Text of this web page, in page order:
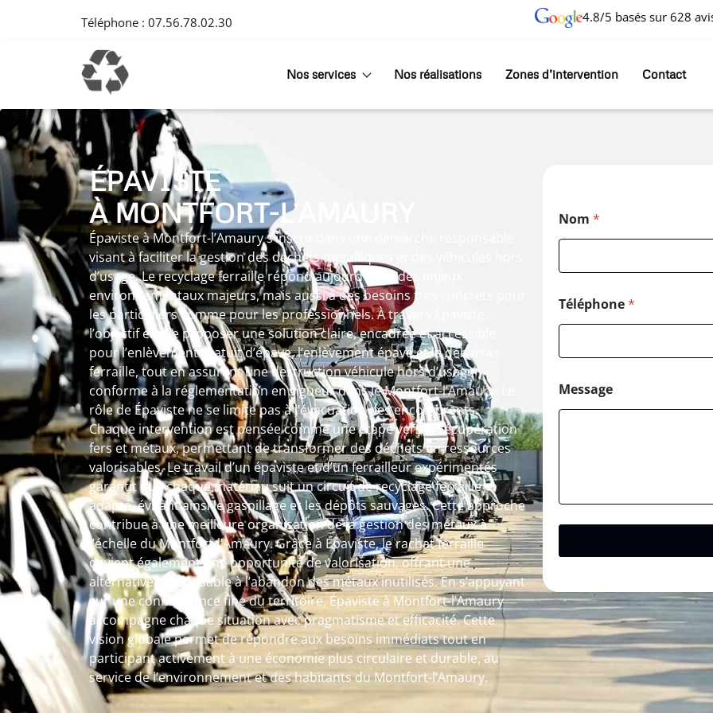
Téléphone : 07.56.78.02.30 4.8/5 basés sur 628
Nos services Nos réalisations Zones d’intervention Contact
ÉPAVISTE
À MONTFORT-L’AMAURY
Épaviste à Montfort-l’Amaury s’inscrit dans une démarche responsable
visant à faciliter la gestion des déchets métalliques et des véhicules hors
d’usage. Le recyclage ferraille répond aujourd’hui à des enjeux
environnementaux majeurs, mais aussi à des besoins très concrets pour
les particuliers comme pour les professionnels. À travers Épaviste,
l’objectif est de proposer une solution claire, encadrée et accessible
pour l’enlèvement gratuit d’épave, l’enlèvement épave et le débarras
ferraille, tout en assurant une destruction véhicule hors d’usage
conforme à la réglementation en vigueur dans le Montfort-l’Amaury. Le
rôle de Épaviste ne se limite pas à l’évacuation des encombrants.
Chaque intervention est pensée comme une étape vers la récupération
fers et métaux, permettant de transformer des déchets en ressources
valorisables. Le travail d’un épaviste et d’un ferrailleur expérimentés
garantit que chaque matériau suit un circuit de recyclage ferraille
adapté, évitant ainsi le gaspillage et les dépôts sauvages. Cette approche
contribue à une meilleure organisation de la gestion des métaux à
l’échelle du Montfort-l’Amaury. Grâce à Épaviste, le rachat ferraille
devient également une opportunité de valorisation, offrant une
alternative responsable à l’abandon des métaux inutilisés. En s’appuyant
sur une connaissance fine du territoire, Épaviste à Montfort-l’Amaury
accompagne chaque situation avec pragmatisme et efficacité. Cette
vision globale permet de répondre aux besoins immédiats tout en
participant activement à une économie plus circulaire et durable, au
service de l’environnement et des habitants du Montfort-l’Amaury.
Nom *
Téléphone*
Message